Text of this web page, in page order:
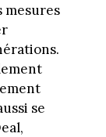
mesures
se